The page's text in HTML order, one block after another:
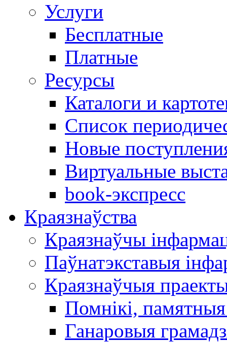
Услуги
Бесплатные
Платные
Ресурсы
Каталоги и
Список
Новые
Виртуальные
book-экспресс
Краязнаўства
Краязнаўчы
Паўнатэкставыя
Краязнаўчыя
Помнікі,
Ганаровыя